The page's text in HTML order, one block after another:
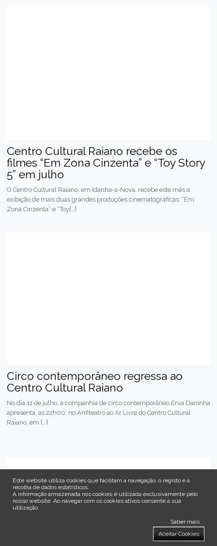
Este website utiliza cookies que facilitam a navegação, o registo e a
recolha de dados estatísticos.
A informação armazenada nos cookies é utilizada exclusivamente pelo
nosso website.Ao navegar com os cookies ativos consente a sua
utilização.
Saber mais
Aceitar Cookies
Centro Cultural Raiano recebe os
filmes “Em Zona Cinzenta” e “Toy Story
5” em julho
O Centro Cultural Raiano, em Idanha-a-Nova, recebe este mês a
exibição de mais duas grandes produções cinematográficas: “Em
Zona Cinzenta” e “Toy[...]
Circo contemporâneo regressa ao
Centro Cultural Raiano
No dia 11 de julho, a companhia de circo contemporâneo Erva Daninha
apresenta, às 22h00, no Anfiteatro ao Ar Livre do Centro Cultural
Raiano, em [...]